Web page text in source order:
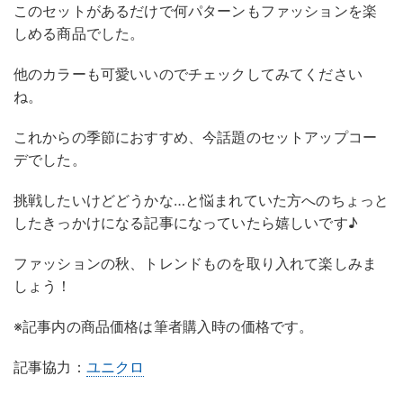
このセットがあるだけで何パターンもファッションを楽
しめる商品でした。
他のカラーも可愛いいのでチェックしてみてください
ね。
これからの季節におすすめ、今話題のセットアップコー
デでした。
挑戦したいけどどうかな…と悩まれていた方へのちょっと
したきっかけになる記事になっていたら嬉しいです♪
ファッションの秋、トレンドものを取り入れて楽しみま
しょう！
※記事内の商品価格は筆者購入時の価格です。
記事協力： ユニクロ